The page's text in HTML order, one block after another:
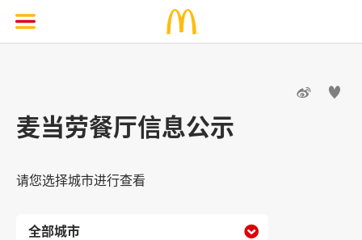
 
麦当劳餐厅信息公示
请您选择城市进行查看
